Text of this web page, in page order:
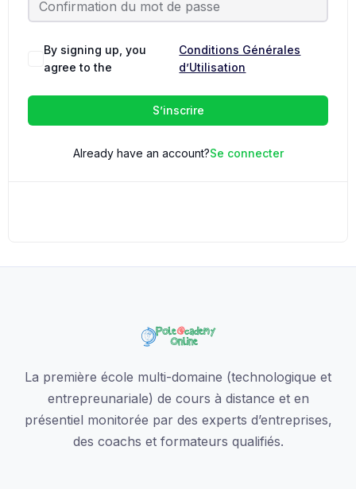
By signing up, you
agree to the
Conditions Générales
d’Utilisation
S’inscrire
Already have an account?Se connecter
La première école multi-domaine (technologique et
entrepreunariale) de cours à distance et en
présentiel monitorée par des experts d’entreprises,
des coachs et formateurs qualifiés.